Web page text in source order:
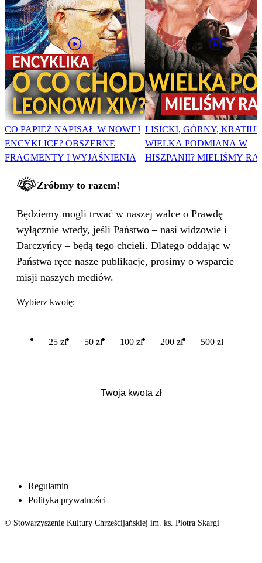
CO PAPIEŻ NAPISAŁ W NOWEJ
ENCYKLICE? OBSZERNE
FRAGMENTY I WYJAŚNIENIA
LISICKI, GÓRNY,
WIELKA PODMIANA W
HISZPANII? MIELIŚMY
Zróbmy to razem!
Będziemy mogli trwać w naszej walce o Prawdę
wyłącznie wtedy, jeśli Państwo – nasi widzowie i
Darczyńcy – będą tego chcieli. Dlatego oddając w
Państwa ręce nasze publikacje, prosimy o wsparcie
misji naszych mediów.
Wybierz kwotę:
25 zł 50 zł 100 zł 200 zł 500 zł
Regulamin
Polityka prywatności
© Stowarzyszenie Kultury Chrześcijańskiej im. ks. Piotra Skargi